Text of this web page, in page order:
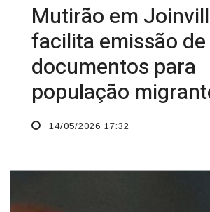
Mutirão em
facilita emissão de
documentos para
população
14/05/2026 17:32